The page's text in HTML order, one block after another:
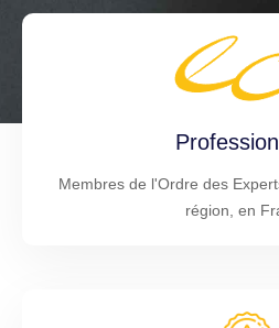
Membres de l'Ordre des
région, en